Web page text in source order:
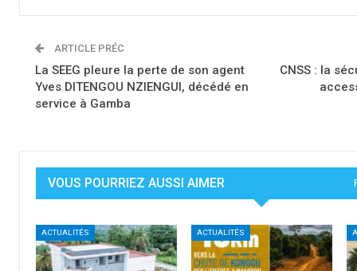
ARTICLE PRÉC
La SEEG pleure la perte de son agent
Yves DITENGOU NZIENGUI, décédé en
service à Gamba
CNSS : la
VOUS POURRIEZ AUSSI AIMER
ACTUALITÉS ACTUALITÉS